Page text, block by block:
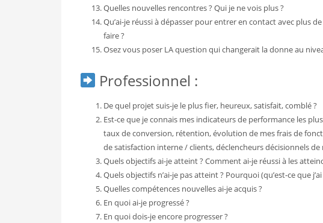
Quelles nouvelles rencontres ? Qui je ne vois plus ?
Qu’ai-je réussi à dépasser pour entrer en contact avec plus
faire ?
Osez vous poser LA question qui changerait la donne au
Professionnel :
De quel projet suis-je le plus fier, heureux, satisfait, comblé ?
Est-ce que je connais mes indicateurs de performance les
taux de conversion, rétention, évolution de mes frais de
de satisfaction interne / clients, déclencheurs décisionnels
Quels objectifs ai-je atteint ? Comment ai-je réussi à les
Quels objectifs n’ai-je pas atteint ? Pourquoi (qu’est-ce que
Quelles compétences nouvelles ai-je acquis ?
En quoi ai-je progressé ?
En quoi dois-je encore progresser ?